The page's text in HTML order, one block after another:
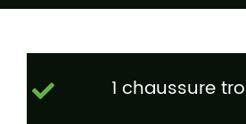
1 chaussure